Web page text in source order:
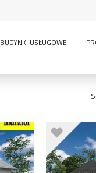
BUDYNKI USŁUGOWE